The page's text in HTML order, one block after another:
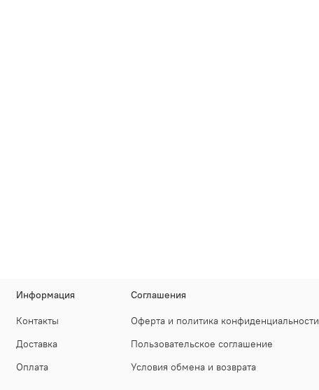
Информация
Контакты
Доставка
Оплата
Соглашения
Оферта и политика конфиденциальности
Пользовательское соглашение
Условия обмена и возврата